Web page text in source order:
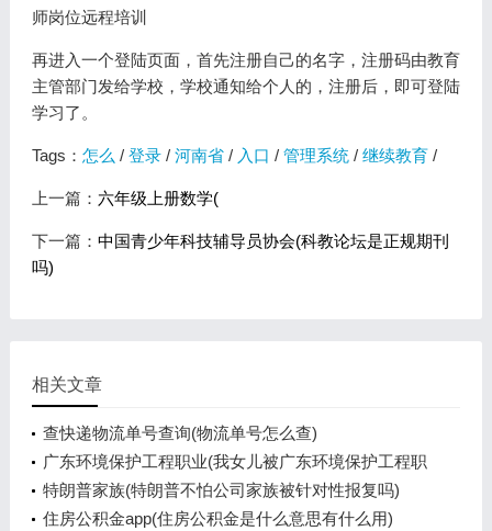
师岗位远程培训
再进入一个登陆页面，首先注册自己的名字，注册码由教育
主管部门发给学校，学校通知给个人的，注册后，即可登陆
学习了。
Tags： 怎么 / 登录/ 河南省/ 入口 / 管理系统/ 继续教育/
上一篇： 六年级上册数学(
下一篇： 中国青少年科技辅导员协会(科教论坛是正规期刊
吗)
相关文章
查快递物流单号查询(物流单号怎么查)
广东环境保护工程职业(我女儿被广东环境保护工程职
业学院资源
特朗普家族(特朗普不怕公司家族被针对性报复吗)
住房公积金app(住房公积金是什么意思有什么用)